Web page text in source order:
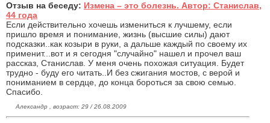
Отзыв на беседу: Измена – это болезнь. Автор: Станислав,
44 года
Если действительно хочешь измениться к лучшему, если
пришло время и понимание, жизнь (высшие силы) дают
подсказки..как козыри в руки, а дальше каждый по своему их
применит...вот и я сегодня "случайно" нашел и прочел ваш
рассказ, Станислав. У меня очень похожая ситуация. Будет
трудно - буду его читать..И без сжигания мостов, с верой и
пониманием в сердце, до конца бороться за свою семью.
Спасибо.
Александр , возраст: 29 / 26.08.2009